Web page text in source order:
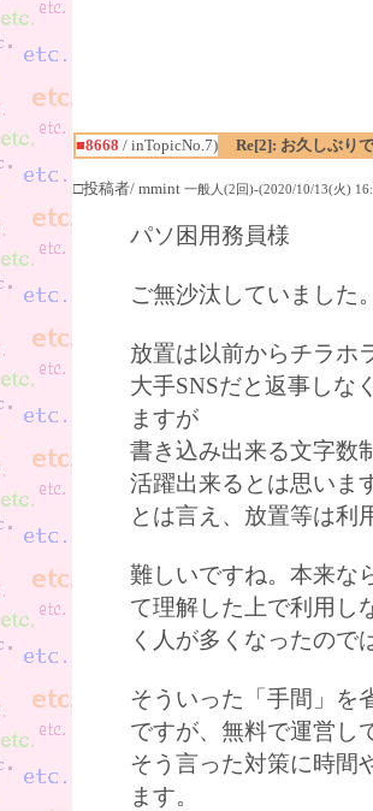
■8668 / inTopicNo.7) Re[2]: お久しぶり
□投稿者/ mmint 一般人(2回)-(2020/10/13(火)
パソ困用務員様
ご無沙汰していました
放置は以前からチラホ
大手SNSだと返事しな
ますが
書き込み出来る文字数
活躍出来るとは思いま
とは言え、放置等は利
難しいですね。本来な
て理解した上で利用し
く人が多くなったので
そういった「手間」を
ですが、無料で運営し
そう言った対策に時間
ます。